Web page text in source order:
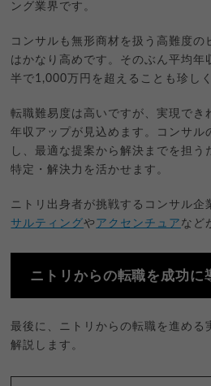
ング業界です。
コンサルも無形商材を扱う高難度の
はかなり高めです。そのぶん平均年
半で1,000万円を超えることも珍し
転職難易度は高いですが、実現でき
年収アップが見込めます。コンサル
し、最適な提案から解決までを担
特定・解決力を活かせます。
ニトリ出身者が挑戦するコンサル企
サルティングや アクセンチュア など
ニトリからの転職を成功に
最後に、ニトリからの転職を進める
解説します。